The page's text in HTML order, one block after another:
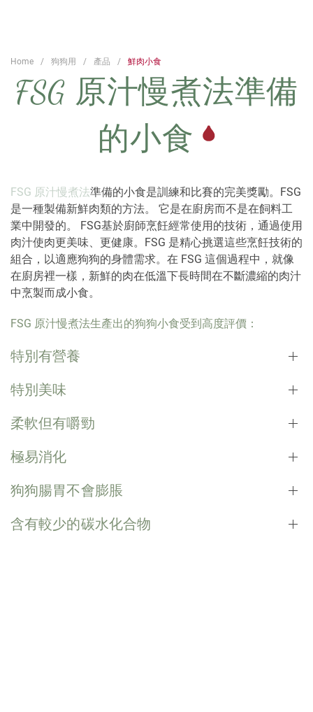
Home 狗狗用 產品 鮮肉小食
FSG 原汁慢煮法準備
的小食
FSG 原汁慢煮法準備的小食是訓練和比賽的完美獎勵。FSG
是一種製備新鮮肉類的方法。 它是在廚房而不是在飼料工
業中開發的。 FSG基於廚師烹飪經常使用的技術，通過使用
肉汁使肉更美味、更健康。FSG 是精心挑選這些烹飪技術的
組合，以適應狗狗的身體需求。在 FSG 這個過程中，就像
在廚房裡一樣，新鮮的肉在低溫下長時間在不斷濃縮的肉汁
中烹製而成小食。
FSG 原汁慢煮法生產出的狗狗小食受到高度評價：
特別有營養
特別美味
柔軟但有嚼勁
極易消化
狗狗腸胃不會膨脹
含有較少的碳水化合物